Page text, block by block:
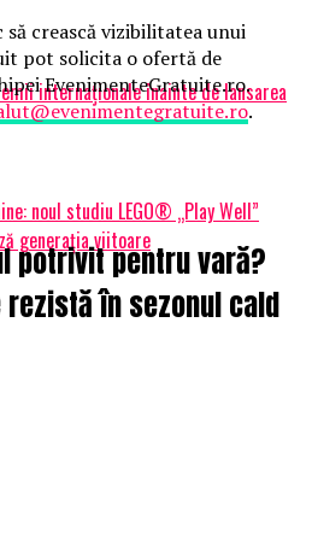
internaționale înainte de lansarea
noul studiu LEGO® „Play Well”
generația viitoare
crească vizibilitatea unui
pot solicita o ofertă de
EvenimenteGratuite.ro.
.
potrivit pentru vară?
în sezonul cald